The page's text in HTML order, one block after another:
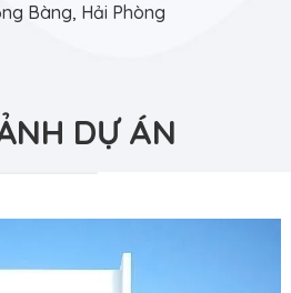
Bàng, Hải Phòng
DỰ ÁN